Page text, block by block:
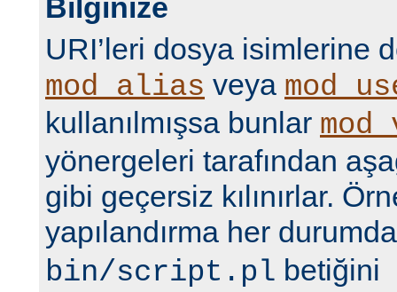
Bilginize
URI’leri dosya isimlerine
mod_alias veya
kullanılmışsa bunlar
yönergeleri tarafından
gibi geçersiz kılınırlar.
yapılandırma her
bin/script.pl betiğini